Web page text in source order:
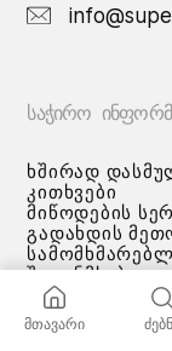
ᲡᲐᲭᲘᲠᲝ
ხშირად
კითხვები
მიწოდების
გადახდის
შეთანმხება
პოლიტიკა
♡ სურვილების
მთავარი